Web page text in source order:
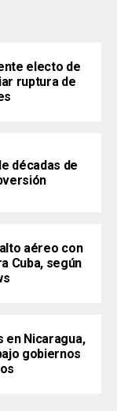
electo de
ruptura de
décadas de
aéreo con
Cuba, según
en Nicaragua,
gobiernos